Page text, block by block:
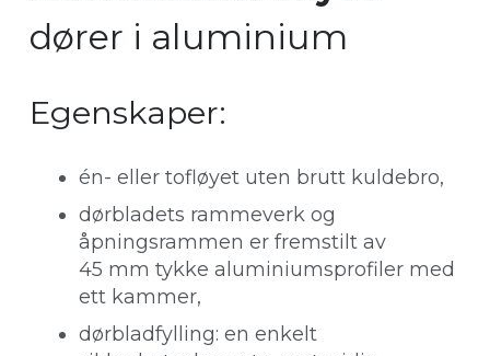
dører i aluminium
Egenskaper:
én- eller tofløyet uten brutt kuldebro,
dørbladets rammeverk og
åpningsrammen er fremstilt av
45 mm tykke aluminiumsprofiler med
ett kammer,
dørbladfylling: en enkelt